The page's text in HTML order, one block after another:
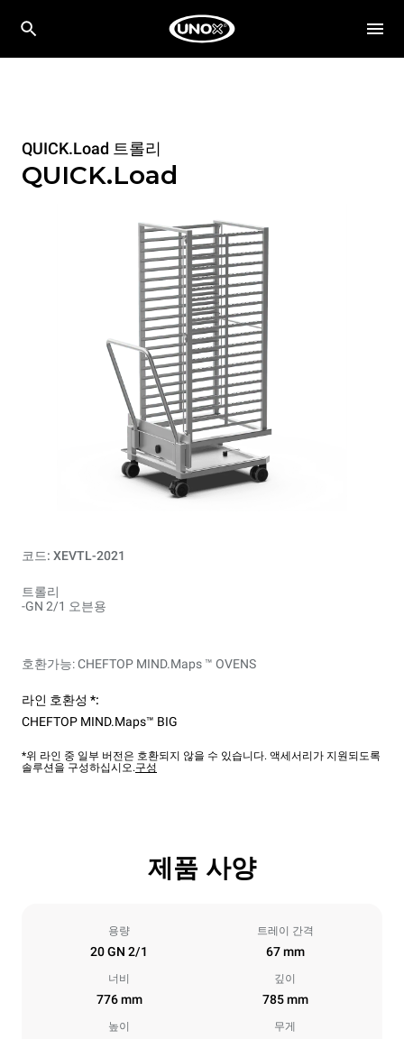
QUICK.Load 트롤리
QUICK.Load
코드: XEVTL-2021
트롤리
-GN 2/1 오븐용
호환가능: CHEFTOP MIND.Maps ™ OVENS
라인 호환성 *:
CHEFTOP MIND.Maps™ BIG
*위 라인 중 일부 버전은 호환되지 않을 수 있습니다. 액세서리가 지원되도록
솔루션을 구성하십시오.구성
제품 사양
용량
20 GN 2/1
트레이 간격
67 mm
너비
776 mm
깊이
785 mm
높이 무게